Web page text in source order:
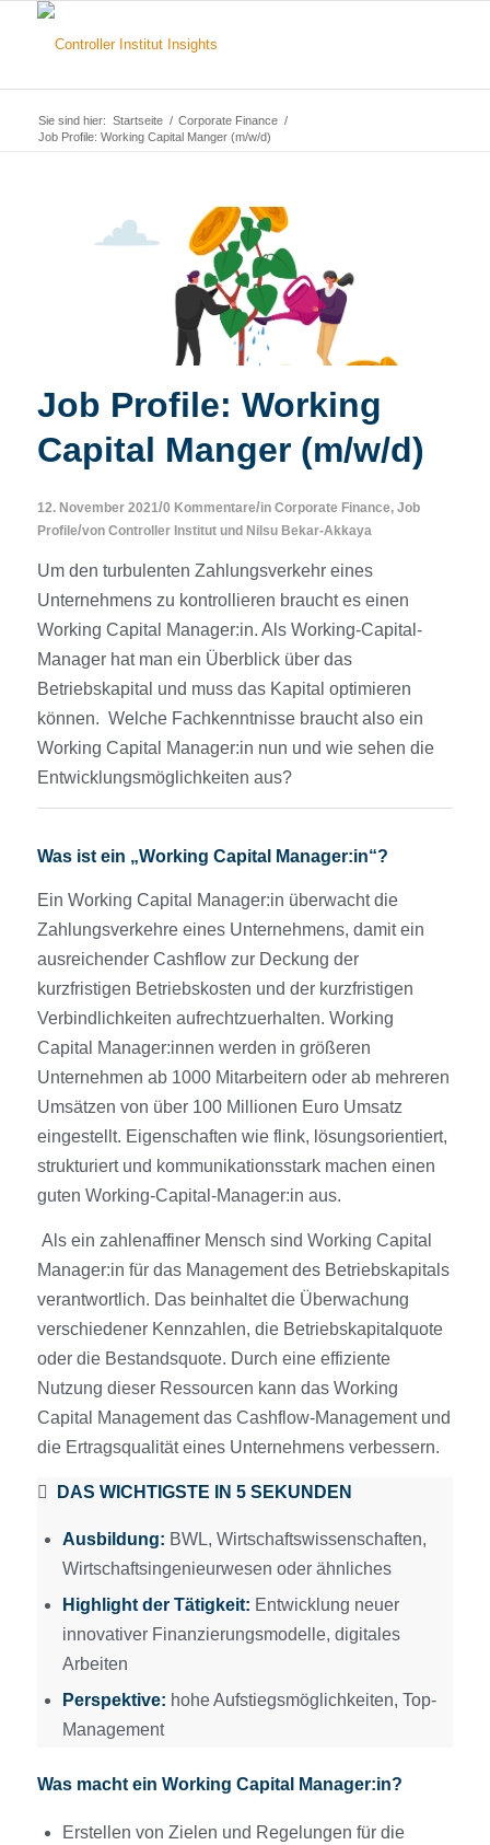
Sie sind hier: Startseite / Corporate Finance /
Job Profile: Working Capital Manger (m/w/d)
Job Profile: Working
Capital Manger (m/w/d)
12. November 2021/0 Kommentare/in Corporate Finance, Job
Profile/von Controller Institutund Nilsu Bekar-Akkaya
Um den turbulenten Zahlungsverkehr eines
Unternehmens zu kontrollieren braucht es einen
Working Capital Manager:in. Als Working-Capital-
Manager hat man ein Überblick über das
Betriebskapital und muss das Kapital optimieren
können. Welche Fachkenntnisse braucht also ein
Working Capital Manager:in nun und wie sehen die
Entwicklungsmöglichkeiten aus?
Was ist ein „Working Capital Manager:in“?
Ein Working Capital Manager:in überwacht die
Zahlungsverkehre eines Unternehmens, damit ein
ausreichender Cashflow zur Deckung der
kurzfristigen Betriebskosten und der kurzfristigen
Verbindlichkeiten aufrechtzuerhalten. Working
Capital Manager:innen werden in größeren
Unternehmen ab 1000 Mitarbeitern oder ab mehreren
Umsätzen von über 100 Millionen Euro Umsatz
eingestellt. Eigenschaften wie flink, lösungsorientiert,
strukturiert und kommunikationsstark machen einen
guten Working-Capital-Manager:in aus.
Als ein zahlenaffiner Mensch sind Working Capital
Manager:in für das Management des Betriebskapitals
verantwortlich. Das beinhaltet die Überwachung
verschiedener Kennzahlen, die Betriebskapitalquote
oder die Bestandsquote. Durch eine effiziente
Nutzung dieser Ressourcen kann das Working
Capital Management das Cashflow-Management und
die Ertragsqualität eines Unternehmens verbessern.
DAS WICHTIGSTE IN 5 SEKUNDEN
Ausbildung: BWL, Wirtschaftswissenschaften,
Wirtschaftsingenieurwesen oder ähnliches
Highlight der Tätigkeit: Entwicklung neuer
innovativer Finanzierungsmodelle, digitales
Arbeiten
Perspektive: hohe Aufstiegsmöglichkeiten, Top-
Management
Was macht ein Working Capital Manager:in?
Erstellen von Zielen und Regelungen für die